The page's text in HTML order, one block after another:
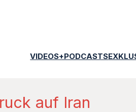
VIDEOS+PODCASTS
auf Iran